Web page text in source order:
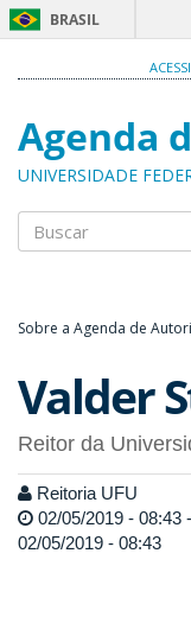
BRASIL
Agenda
UNIVERSIDADE
Sobre a Agenda de
Valder
Reitor da
Reitoria UFU
02/05/2019 - 08:43
02/05/2019 - 08:43